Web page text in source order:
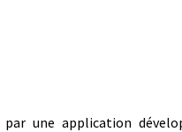
une application